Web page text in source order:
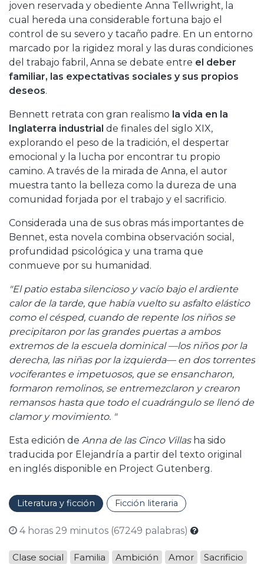
joven reservada y obediente Anna Tellwright, la
cual hereda una considerable fortuna bajo el
control de su severo y tacaño padre. En un entorno
marcado por la rigidez moral y las duras condiciones
del trabajo fabril, Anna se debate entre el deber
familiar, las expectativas sociales y sus propios
deseos.
Bennett retrata con gran realismo la vida en la
Inglaterra industrial de finales del siglo XIX,
explorando el peso de la tradición, el despertar
emocional y la lucha por encontrar tu propio
camino. A través de la mirada de Anna, el autor
muestra tanto la belleza como la dureza de una
comunidad forjada por el trabajo y el sacrificio.
Considerada una de sus obras más importantes de
Bennet, esta novela combina observación social,
profundidad psicológica y una trama que
conmueve por su humanidad.
"El patio estaba silencioso y vacío bajo el ardiente
calor de la tarde, que había vuelto su asfalto elástico
como el césped, cuando de repente los niños se
precipitaron por las grandes puertas a ambos
extremos de la escuela dominical —los niños por la
derecha, las niñas por la izquierda— en dos torrentes
vociferantes e impetuosos, que se ensancharon,
formaron remolinos, se entremezclaron y crearon
remansos hasta que todo el cuadrángulo se llenó de
clamor y movimiento. "
Esta edición de Anna de las Cinco Villasha sido
traducida por Elejandría a partir del texto original
en inglés disponible en Project Gutenberg.
Literatura y ficción Ficción literaria
4 horas 29 minutos (67249 palabras)
Clase social Familia Ambición Amor Sacrificio